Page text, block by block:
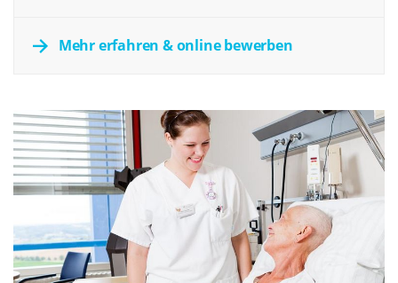
Mehr erfahren & online bewerben